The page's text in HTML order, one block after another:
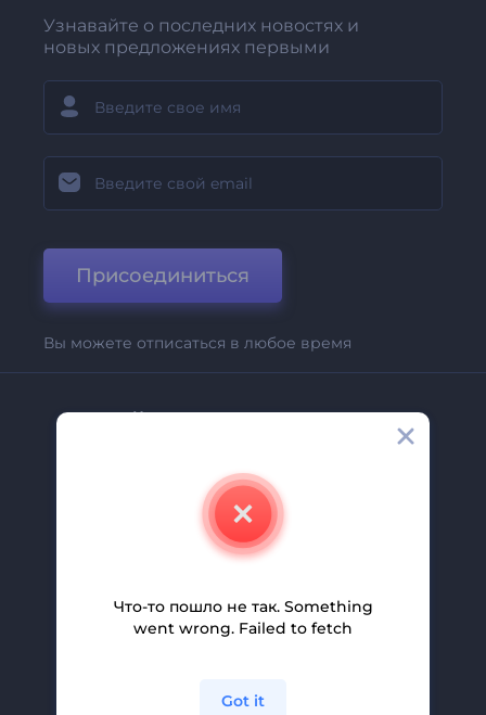
Узнавайте о последних новостях и
новых предложениях первыми
Присоединиться
Вы можете отписаться в любое время
Компания
Свяжитесь С Нами
Помощь И Поддержка
Партнерская Программа
Политика Конфиденциальности
Что-то пошло не так. Something
went wrong. Failed to fetch
Got it